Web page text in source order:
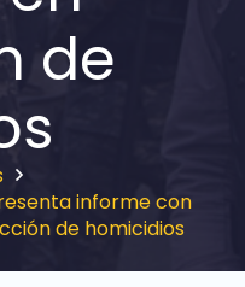
de
informe con
de homicidios